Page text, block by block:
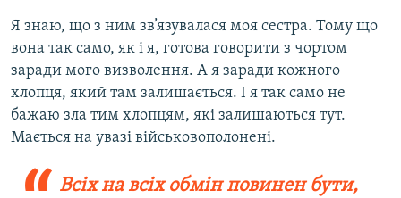
Я знаю, що з ним зв’язувалася моя сестра. Тому що
вона так само, як і я, готова говорити з чортом
заради мого визволення. А я заради кожного
хлопця, який там залишається. І я так само не
бажаю зла тим хлопцям, які залишаються тут.
Мається на увазі військовополонені.
Всіх на всіх обмін повинен бути,